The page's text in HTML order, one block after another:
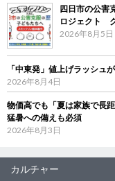
四日市の公害
ロジェクト
2026年8月5日
「中東発」値上げラッシ
2026年8月4日
物価高でも「夏は家族で長
猛暑への備えも必須
2026年8月3日
カルチャー